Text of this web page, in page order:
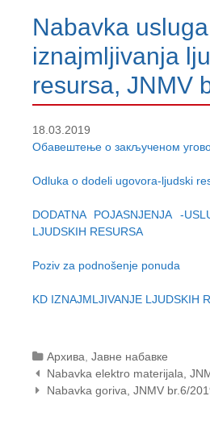
Nabavka usluga
iznajmljivanja
resursa, JNMV
18.03.2019
Обавештење о закљученом
Odluka o dodeli ugovora-ljudski
DODATNA POJASNJENJA -
LJUDSKIH RESURSA
Poziv za podnošenje ponuda
KD IZNAJMLJIVANJE LJUDSKIH
Categories
Архива Јавне набавке
Post
navigation
Nabavka elektro materijala,
Nabavka goriva, JNMV br.6/